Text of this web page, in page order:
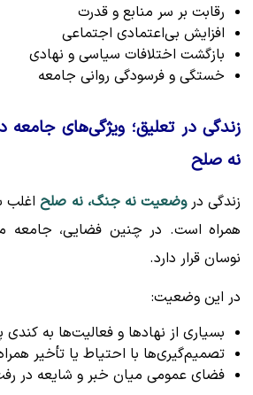
رقابت بر سر منابع و قدرت
افزایش بی‌اعتمادی اجتماعی
بازگشت اختلافات سیاسی و نهادی
خستگی و فرسودگی روانی جامعه
زندگی در تعلیق؛ ویژگی‌های
نه صلح
زندگی دروضعیت نه جنگ، نه صلحاغلب
همراه است. در چنین فضایی، جامعه
نوسان قرار دارد.
در این وضعیت:
بسیاری از نهادها و فعالیت‌ها به
تصمیم‌گیری‌ها با احتیاط یا تأخیر
فضای عمومی میان خبر و شایعه در